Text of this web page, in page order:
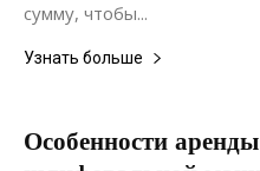
сумму, чтобы...
Узнать больше
Особенности